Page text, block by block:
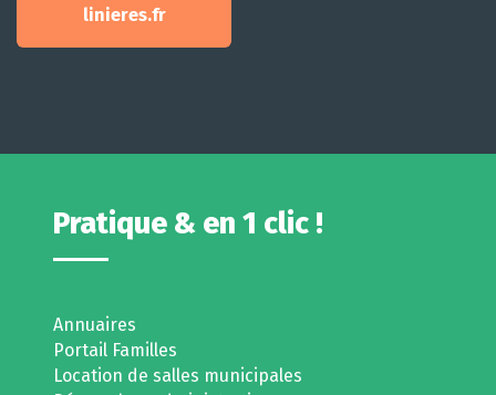
linieres.fr
Pratique & en 1 clic !
Annuaires
Portail Familles
Location de salles municipales